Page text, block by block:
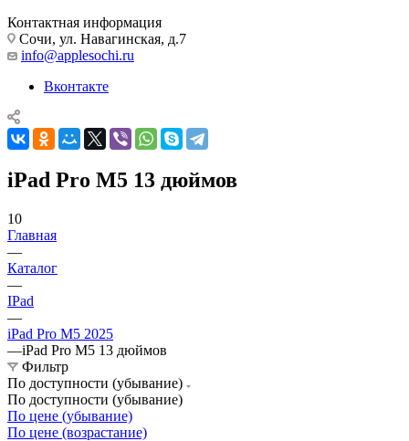
Контактная информация
Сочи, ул. Навагинская, д.7
info@applesochi.ru
Вконтакте
iPad Pro M5 13 дюймов
10
Главная
—
Каталог
—
IPad
—
iPad Pro M5 2025
—iPad Pro M5 13 дюймов
Фильтр
По доступности (убывание)
По доступности (убывание)
По цене (убывание)
По цене (возрастание)